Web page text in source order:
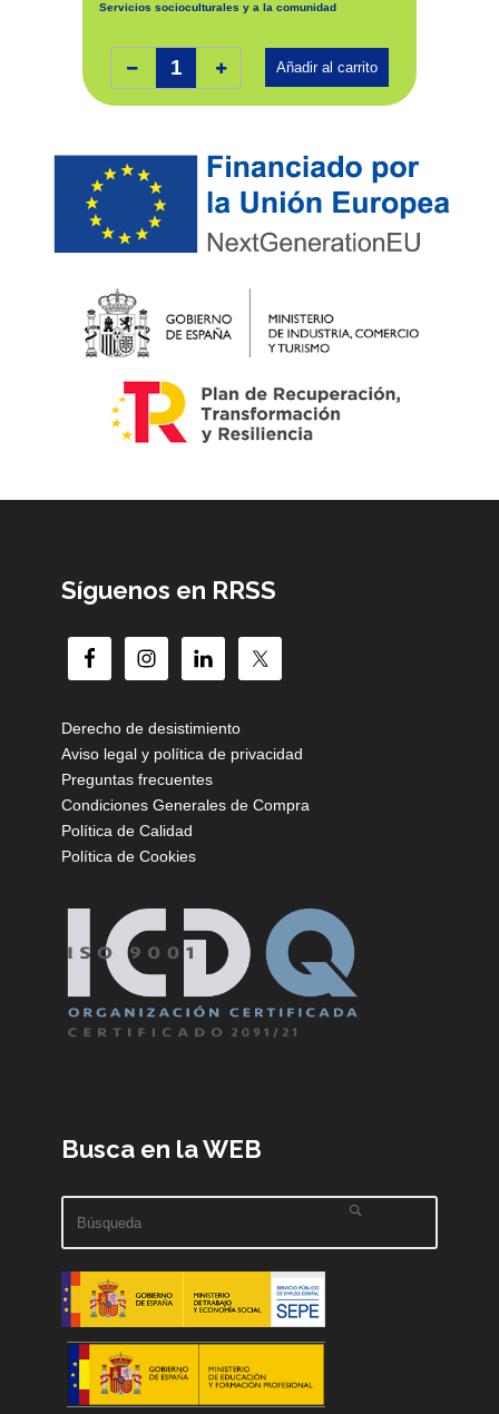
Servicios socioculturales y a la comunidad
MCR0003. Violencia de género cantidad
Añadir al carrito
Síguenos en RRSS
Derecho de desistimiento
Aviso legal y política de privacidad
Preguntas frecuentes
Condiciones Generales de Compra
Política de Calidad
Política de Cookies
Busca en la WEB